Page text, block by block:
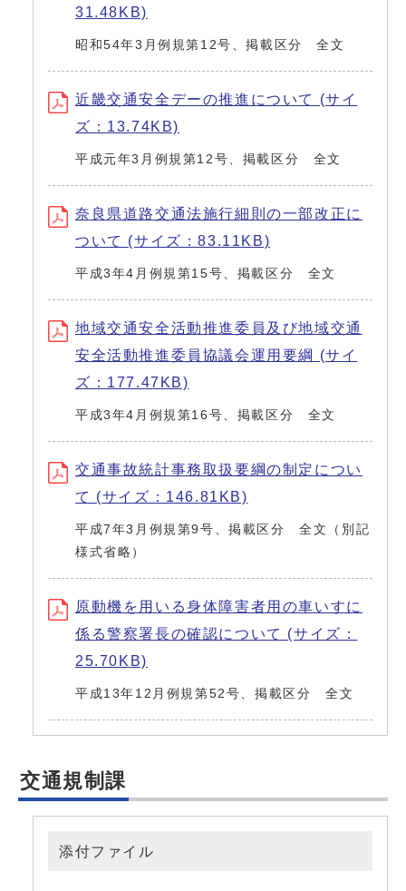
31.48KB)
昭和54年3月例規第12号、掲載区分 全文
近畿交通安全デーの推進について (サイ
ズ：13.74KB)
平成元年3月例規第12号、掲載区分 全文
奈良県道路交通法施行細則の一部改正に
ついて (サイズ：83.11KB)
平成3年4月例規第15号、掲載区分 全文
地域交通安全活動推進委員及び地域交通
安全活動推進委員協議会運用要綱 (サイ
ズ：177.47KB)
平成3年4月例規第16号、掲載区分 全文
交通事故統計事務取扱要綱の制定につい
て (サイズ：146.81KB)
平成7年3月例規第9号、掲載区分 全文（別記
様式省略）
原動機を用いる身体障害者用の車いすに
係る警察署長の確認について (サイズ：
25.70KB)
平成13年12月例規第52号、掲載区分 全文
交通規制課
添付ファイル